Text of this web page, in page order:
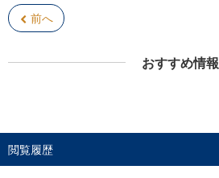
前へ
おすすめ情報
閲覧履歴